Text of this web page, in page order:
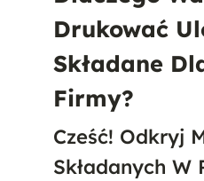
Drukować
Składane
Firmy?
Cześć! Odkryj
Składanych W